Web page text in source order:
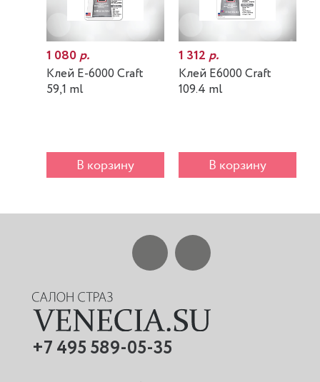
1 080р.
Клей E-6000 Craft
59,1 ml
В корзину
1 312р.
Клей E6000 Craft
109.4 ml
В корзину
+7 495 589-05-35